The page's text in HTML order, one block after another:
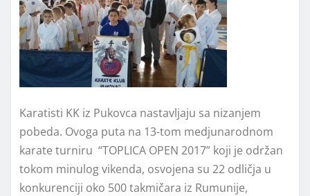
Karatisti KK iz Pukovca nastavljaju sa nizanjem
pobeda. Ovoga puta na 13-tom medjunarodnom
karate turniru “TOPLICA OPEN 2017” koji je održan
tokom minulog vikenda, osvojena su 22 odličja u
konkurenciji oko 500 takmičara iz Rumunije,